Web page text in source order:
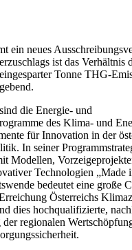
ein neues
ist das Verhältnis
Tonne THG-
die Energie- und
des Klima- und
für Innovation in der
In seiner
Modellen,
Technologien „Made
bedeutet eine große
Österreichs
dies hochqualifizierte,
regionalen